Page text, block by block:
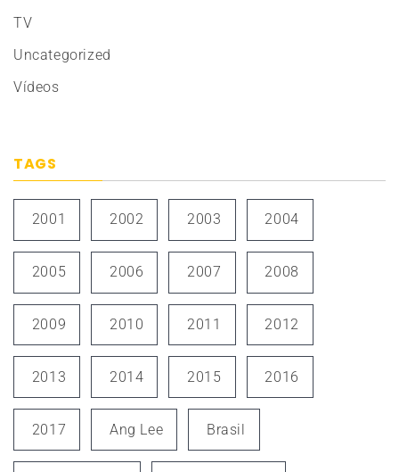
TV
Uncategorized
Vídeos
TAGS
2001 2002 2003 2004
2005 2006 2007 2008
2009 2010 2011 2012
2013 2014 2015 2016
2017 Ang Lee Brasil